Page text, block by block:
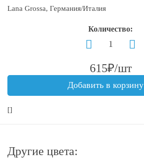
Lana Grossa, Германия/Италия
Количество:
615₽/шт
Добавить в корзину
[]
Другие цвета: